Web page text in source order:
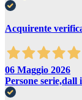
Acquirente
06 Maggio 2026
Persone serie,dall